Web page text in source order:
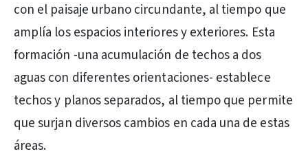
con el paisaje urbano circundante, al tiempo que
amplía los espacios interiores y exteriores. Esta
formación -una acumulación de techos a dos
aguas con diferentes orientaciones- establece
techos y planos separados, al tiempo que permite
que surjan diversos cambios en cada una de estas
áreas.